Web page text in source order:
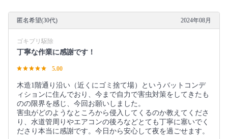
匿名希望(30代) 2024年08月
ゴキブリ駆除
丁寧な作業に感謝です！
5.00
木造1階通り沿い（近くにゴミ捨て場）というバットコンデ
ィションに住んでおり、今まで自力で害虫対策をしてきたも
のの限界を感じ、今回お願いしました。
害虫がどのようなところから侵入してくるのか教えてくださ
り、水道管周りやエアコンの後ろなどとても丁寧に塞いでく
ださり本当に感謝です。今日から安心して夜を過ごせます。